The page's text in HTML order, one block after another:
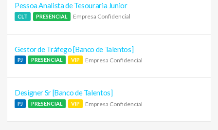
Pessoa Analista de Tesouraria Junior
CLT PRESENCIAL Empresa Confidencial
Gestor de Tráfego [Banco de Talentos]
PJ PRESENCIAL VIP Empresa Confidencial
Designer Sr [Banco de Talentos]
PJ PRESENCIAL VIP Empresa Confidencial